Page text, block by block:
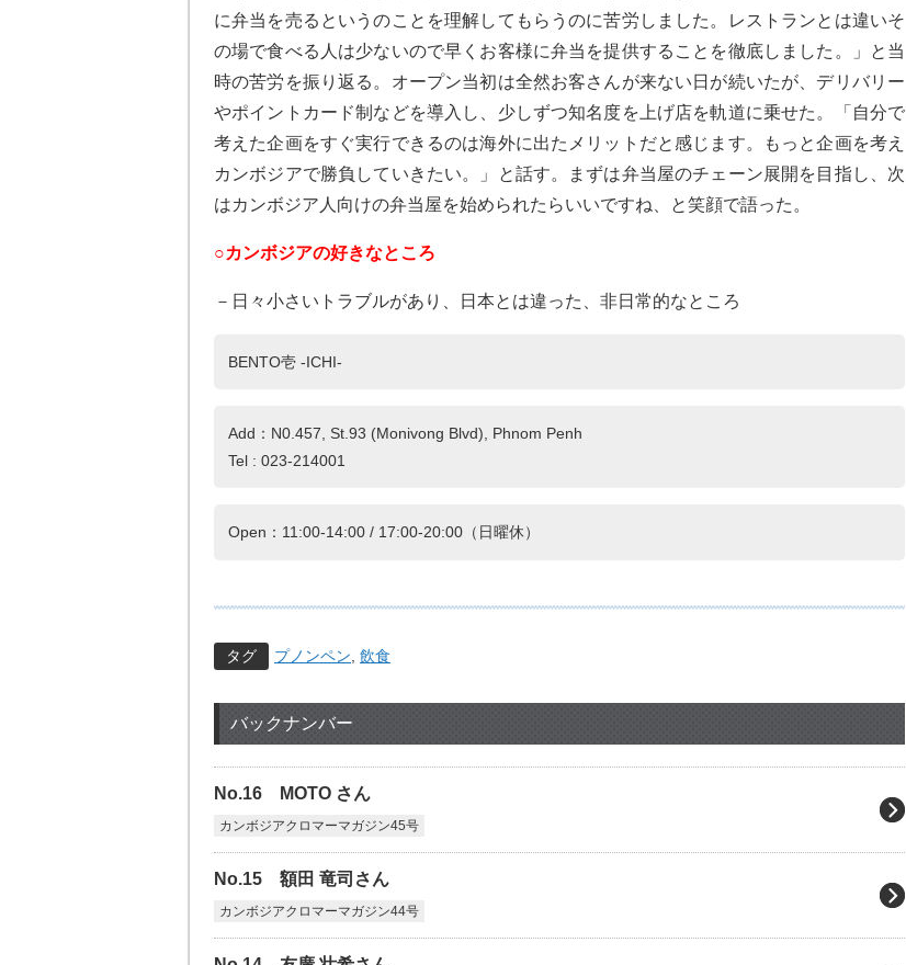
に弁当を売るというのことを理解してもらうのに苦労しました。レストランとは違いそ
の場で食べる人は少ないので早くお客様に弁当を提供することを徹底しました。」と当
時の苦労を振り返る。オープン当初は全然お客さんが来ない日が続いたが、デリバリー
やポイントカード制などを導入し、少しずつ知名度を上げ店を軌道に乗せた。「自分で
考えた企画をすぐ実行できるのは海外に出たメリットだと感じます。もっと企画を考え
カンボジアで勝負していきたい。」と話す。まずは弁当屋のチェーン展開を目指し、次
はカンボジア人向けの弁当屋を始められたらいいですね、と笑顔で語った。
○カンボジアの好きなところ
－日々小さいトラブルがあり、日本とは違った、非日常的なところ
BENTO壱 -ICHI-
Add：N0.457, St.93 (Monivong Blvd), Phnom Penh
Tel : 023-214001
Open：11:00-14:00 / 17:00-20:00（日曜休）
タグ プノンペン 飲食
バックナンバー
No.16 MOTO さん
カンボジアクロマーマガジン45号
No.15 額田 竜司さん
カンボジアクロマーマガジン44号